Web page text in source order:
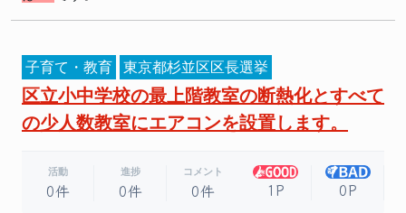
子育て・教育 東京都杉並区区長選挙
区立小中学校の最上階教室の断熱化とすべて
の少人数教室にエアコンを設置します。
活動
0件
進捗
0件
コメント
0件 1P 0P